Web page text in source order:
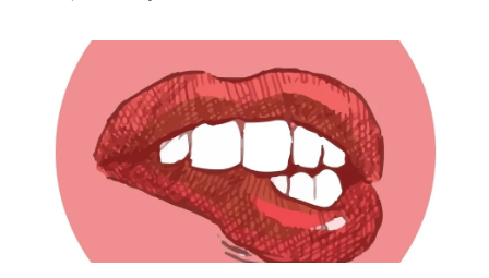
ประวัติศาสตร์ ที่สะท้อนถึงเกียรติภูมิอันโดดเด่นของ
ประเทศไทยบนเวทีโลกได้อย่างชัดเจน